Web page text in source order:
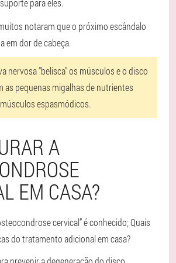
para eles.
notaram que o próximo escândalo
em dor de cabeça.
nervosa “belisca” os músculos e o disco
as pequenas migalhas de nutrientes
espasmódicos.
A
EM CASA?
cervical” é conhecido; Quais
do tratamento adicional em casa?